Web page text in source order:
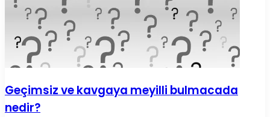
Geçimsiz ve kavgaya meyilli bulmacada
nedir?